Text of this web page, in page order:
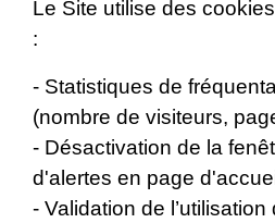
Le Site utilise des
:
- Statistiques de
(nombre de visiteurs,
- Désactivation de la
d'alertes en page
- Validation de